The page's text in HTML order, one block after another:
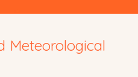
Meteorological